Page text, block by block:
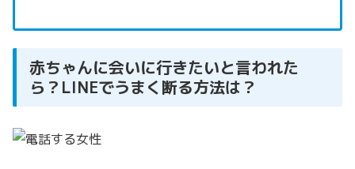
赤ちゃんに会いに行きたいと言われた
ら？LINEでうまく断る方法は？